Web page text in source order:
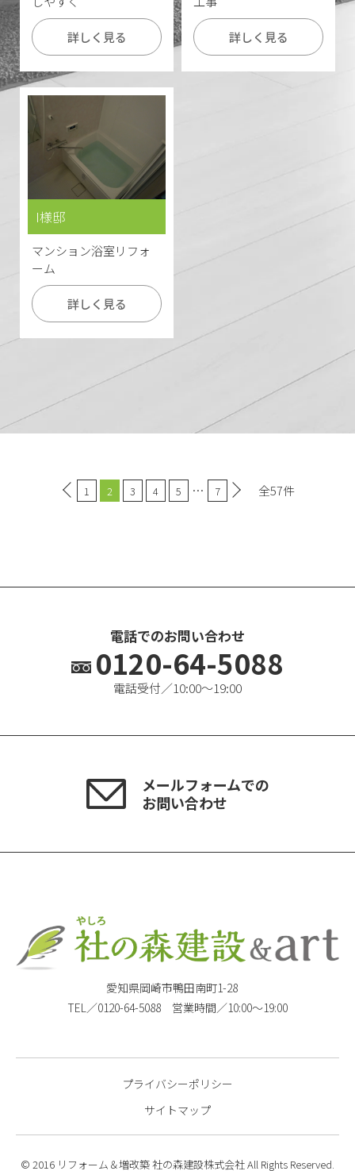
詳しく見る 詳しく見る
I様邸
マンション浴室リフォ
ーム
詳しく見る
1 2 3 4 5 … 7 全57件
電話でのお問い合わせ
0120-64-5088
電話受付／10:00〜19:00
メールフォームでの
お問い合わせ
愛知県岡崎市鴨田南町1-28
TEL／0120-64-5088 営業時間／10:00〜19:00
プライバシーポリシー
サイトマップ
© 2016 リフォーム＆増改築 社の森建設株式会社 All Rights Reserved.